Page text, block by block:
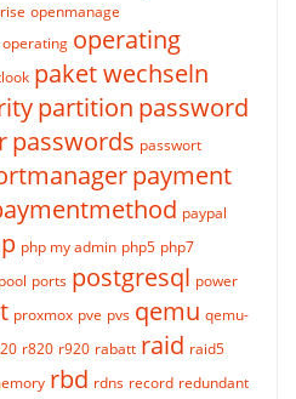
openmanage
operating operating
paket wechseln
partition password
passwords passwort
payment
paypal
php my admin php5 php7
pool ports postgresql power
proxmox pve pvs qemu qemu-
r820 r920 rabatt raid raid5
rbd rdns record redundant